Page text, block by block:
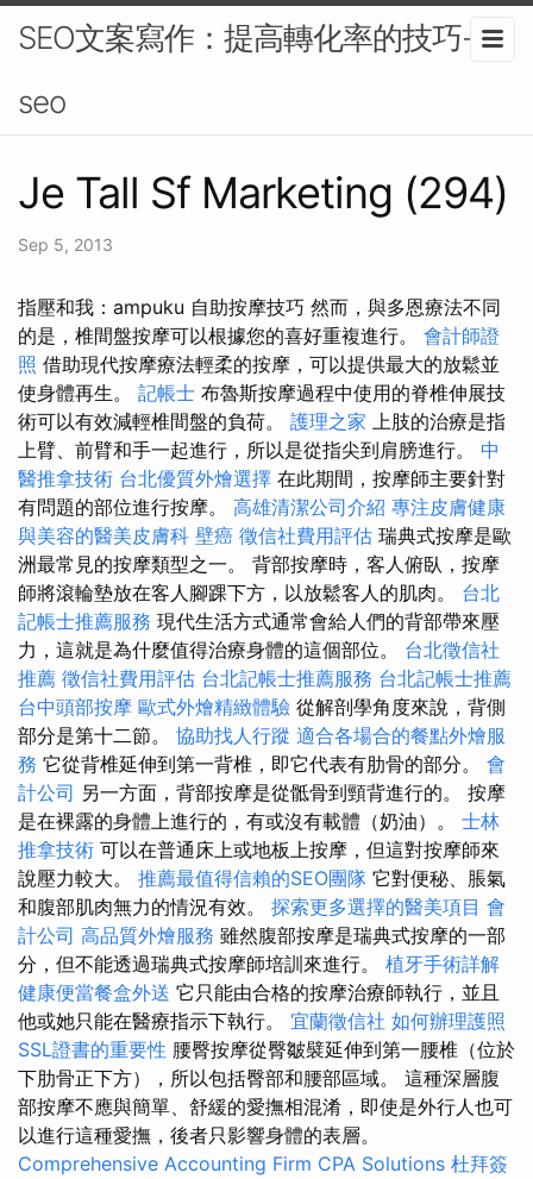
SEO文案寫作：提高轉化率的技巧-
seo
Je Tall Sf Marketing (294)
Sep 5, 2013
指壓和我：ampuku 自助按摩技巧 然而，與多恩療法不同
的是，椎間盤按摩可以根據您的喜好重複進行。 會計師證
照 借助現代按摩療法輕柔的按摩，可以提供最大的放鬆並
使身體再生。 記帳士 布魯斯按摩過程中使用的脊椎伸展技
術可以有效減輕椎間盤的負荷。 護理之家 上肢的治療是指
上臂、前臂和手一起進行，所以是從指尖到肩膀進行。 中
醫推拿技術 台北優質外燴選擇 在此期間，按摩師主要針對
有問題的部位進行按摩。 高雄清潔公司介紹 專注皮膚健康
與美容的醫美皮膚科 壁癌 徵信社費用評估 瑞典式按摩是歐
洲最常見的按摩類型之一。 背部按摩時，客人俯臥，按摩
師將滾輪墊放在客人腳踝下方，以放鬆客人的肌肉。 台北
記帳士推薦服務 現代生活方式通常會給人們的背部帶來壓
力，這就是為什麼值得治療身體的這個部位。 台北徵信社
推薦 徵信社費用評估 台北記帳士推薦服務 台北記帳士推薦
台中頭部按摩 歐式外燴精緻體驗 從解剖學角度來說，背側
部分是第十二節。 協助找人行蹤 適合各場合的餐點外燴服
務 它從背椎延伸到第一背椎，即它代表有肋骨的部分。 會
計公司 另一方面，背部按摩是從骶骨到頸背進行的。 按摩
是在裸露的身體上進行的，有或沒有載體（奶油）。 士林
推拿技術 可以在普通床上或地板上按摩，但這對按摩師來
說壓力較大。 推薦最值得信賴的SEO團隊 它對便秘、脹氣
和腹部肌肉無力的情況有效。 探索更多選擇的醫美項目 會
計公司 高品質外燴服務 雖然腹部按摩是瑞典式按摩的一部
分，但不能透過瑞典式按摩師培訓來進行。 植牙手術詳解
健康便當餐盒外送 它只能由合格的按摩治療師執行，並且
他或她只能在醫療指示下執行。 宜蘭徵信社 如何辦理護照
SSL證書的重要性 腰臀按摩從臀皺襞延伸到第一腰椎（位於
下肋骨正下方），所以包括臀部和腰部區域。 這種深層腹
部按摩不應與簡單、舒緩的愛撫相混淆，即使是外行人也可
以進行這種愛撫，後者只影響身體的表層。
Comprehensive Accounting Firm CPA Solutions 杜拜簽